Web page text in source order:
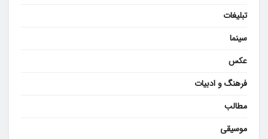
تبلیغات
سینما
عکس
فرهنگ و ادبیات
مطالب
موسیقی